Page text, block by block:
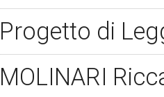
Progetto di
MOLINARI